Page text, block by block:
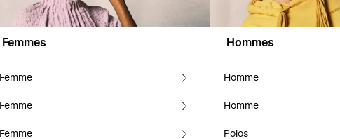
Femmes
Femme
Femme
Femme
Hommes
Homme
Homme
Polos